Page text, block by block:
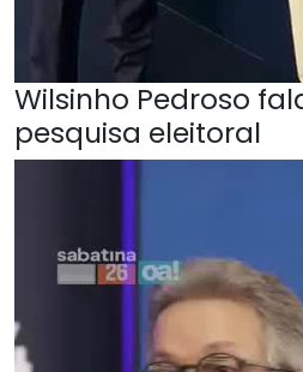
Wilsinho Pedroso
pesquisa eleitoral